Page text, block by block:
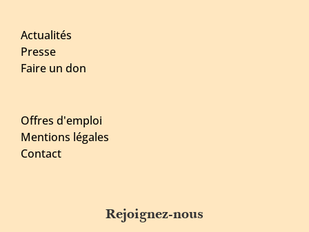
Actualités
Presse
Faire un don
Offres d'emploi
Mentions légales
Contact
Rejoignez-nous